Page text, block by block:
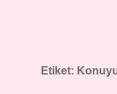
Etiket: